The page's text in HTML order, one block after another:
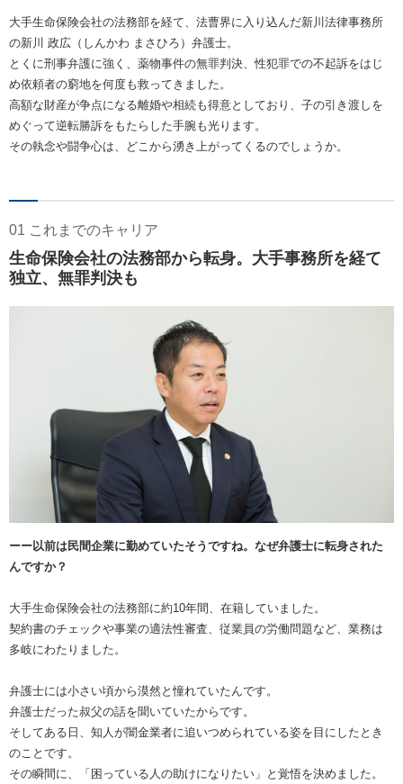
大手生命保険会社の法務部を経て、法曹界に入り込んだ新川法律事務所
の新川 政広（しんかわ まさひろ）弁護士。
とくに刑事弁護に強く、薬物事件の無罪判決、性犯罪での不起訴をはじ
め依頼者の窮地を何度も救ってきました。
高額な財産が争点になる離婚や相続も得意としており、子の引き渡しを
めぐって逆転勝訴をもたらした手腕も光ります。
その執念や闘争心は、どこから湧き上がってくるのでしょうか。
01 これまでのキャリア
生命保険会社の法務部から転身。大手事務所を経て
独立、無罪判決も
ーー以前は民間企業に勤めていたそうですね。なぜ弁護士に転身された
んですか？
大手生命保険会社の法務部に約10年間、在籍していました。
契約書のチェックや事業の適法性審査、従業員の労働問題など、業務は
多岐にわたりました。
弁護士には小さい頃から漠然と憧れていたんです。
弁護士だった叔父の話を聞いていたからです。
そしてある日、知人が闇金業者に追いつめられている姿を目にしたとき
のことです。
その瞬間に、「困っている人の助けになりたい」と覚悟を決めました。